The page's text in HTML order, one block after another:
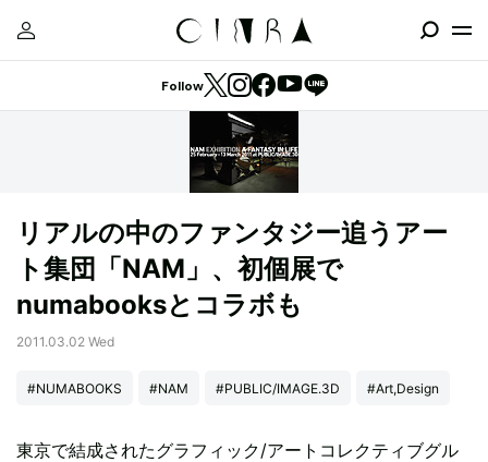
Follow
リアルの中のファンタジー追うアー
ト集団「NAM」、初個展で
numabooksとコラボも
2011.03.02 Wed
#NUMABOOKS #NAM #PUBLIC/IMAGE.3D #Art,Design
東京で結成されたグラフィック/アートコレクティブグル